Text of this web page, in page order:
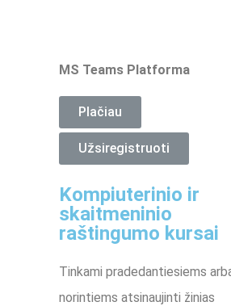
MS Teams Platforma
Plačiau
Užsiregistruoti
Kompiuterinio ir
skaitmeninio
raštingumo kursai
Tinkami pradedantiesiems
norintiems atsinaujinti žinias